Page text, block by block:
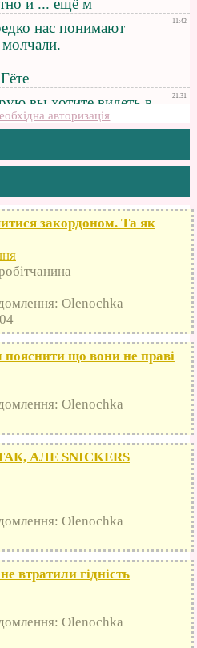
авторизація
закордоном. Та як
Olenochka
що вони не праві
Olenochka
АЛЕ SNICKERS
Olenochka
втратили гідність
Olenochka